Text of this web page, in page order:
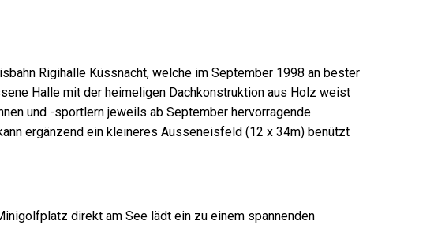
Rigihalle Küssnacht, welche im September 1998 an bester
Halle mit der heimeligen Dachkonstruktion aus Holz weist
und -sportlern jeweils ab September hervorragende
ergänzend ein kleineres Ausseneisfeld (12 x 34m) benützt
direkt am See lädt ein zu einem spannenden